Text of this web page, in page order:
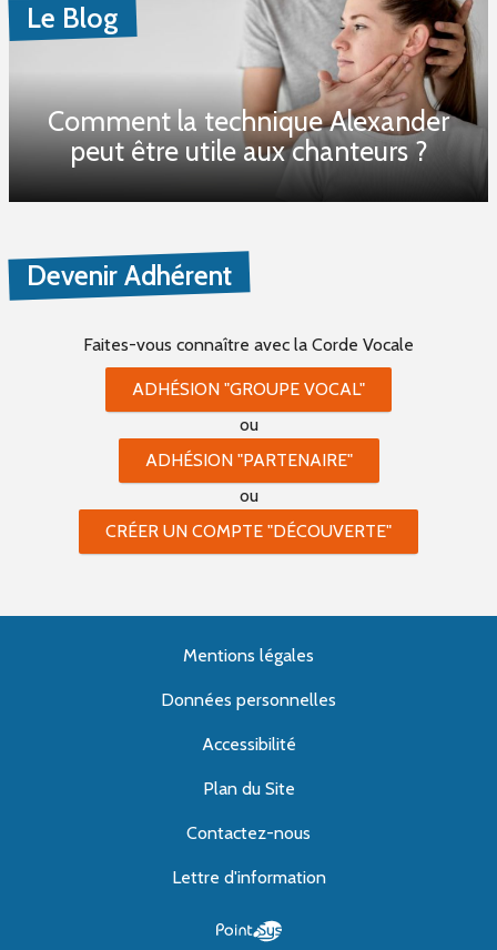
Le Blog
Comment la technique Alexander
peut être utile aux chanteurs ?
Devenir Adhérent
Faites-vous connaître avec la Corde Vocale
ADHÉSION "GROUPE VOCAL"
ou
ADHÉSION "PARTENAIRE"
ou
CRÉER UN COMPTE "DÉCOUVERTE"
Mentions légales
Données personnelles
Accessibilité
Plan du Site
Contactez-nous
Lettre d'information